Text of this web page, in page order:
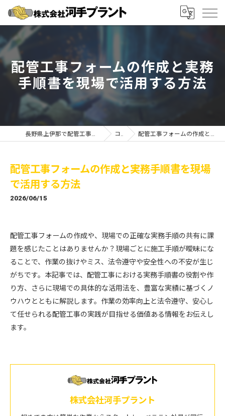
配管工事フォームの作成と実務
手順書を現場で活用する方法
長野県上伊那で配管工事の求人なら株式会社河手プラント コラム 配管工事フォームの作成と実務手順書を現場で活用する方法
配管工事フォームの作成と実務手順書を現場
で活用する方法
2026/06/15
配管工事フォームの作成や、現場での正確な実務手順の共有に課
題を感じたことはありませんか？現場ごとに施工手順が曖昧にな
ることで、作業の抜けやミス、法令遵守や安全性への不安が生じ
がちです。本記事では、配管工事における実務手順書の役割や作
り方、さらに現場での具体的な活用法を、豊富な実績に基づくノ
ウハウとともに解説します。作業の効率向上と法令遵守、安心し
て任せられる配管工事の実践が目指せる価値ある情報をお伝えし
ます。
株式会社河手プラント